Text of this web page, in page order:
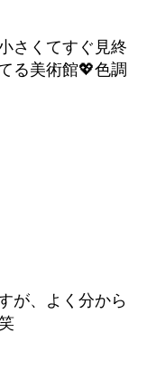
さくてすぐ見終
る美術館💖色調
が、よく分から